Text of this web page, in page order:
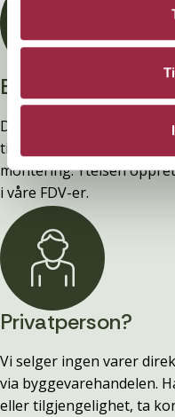
Branntestet
Denne kledninger er
tilfredsstiller preakseptert
montering. Ytelsen
i våre FDV-er.
Privatperson?
Vi selger ingen varer
via byggevarehandelen.
eller tilgjengelighet, ta